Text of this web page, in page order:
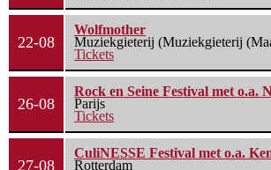
22-08
Wolfmother
Muziekgieterij (Muziekgieterij
Tickets
26-08
Rock en Seine Festival met o.a.
Parijs
Tickets
27-08
CuliNESSE Festival met o.a.
Rotterdam